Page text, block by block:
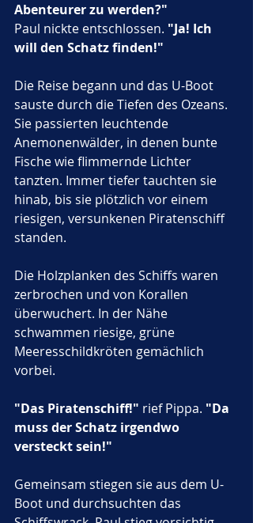
Abenteurer zu werden?"
Paul nickte entschlossen. "Ja! Ich
will den Schatz finden!"
Die Reise begann und das U-Boot
sauste durch die Tiefen des Ozeans.
Sie passierten leuchtende
Anemonenwälder, in denen bunte
Fische wie flimmernde Lichter
tanzten. Immer tiefer tauchten sie
hinab, bis sie plötzlich vor einem
riesigen, versunkenen Piratenschiff
standen.
Die Holzplanken des Schiffs waren
zerbrochen und von Korallen
überwuchert. In der Nähe
schwammen riesige, grüne
Meeresschildkröten gemächlich
vorbei.
"Das Piratenschiff!" rief Pippa. "Da
muss der Schatz irgendwo
versteckt sein!"
Gemeinsam stiegen sie aus dem U-
Boot und durchsuchten das